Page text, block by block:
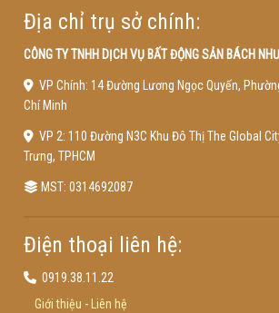
Địa chỉ trụ sở chính:
CÔNG TY TNHH DỊCH VỤ BẤT ĐỘNG SẢN BÁCH
VP Chính: 14 Đường Lương Ngọc Quyến,
Chí Minh
VP 2: 110 Đường N3C Khu Đô Thị The Global
Trưng, TPHCM
MST: 0314692087
Điện thoại liên hệ:
0919.38.11.22
Giới thiệu - Liên hệ